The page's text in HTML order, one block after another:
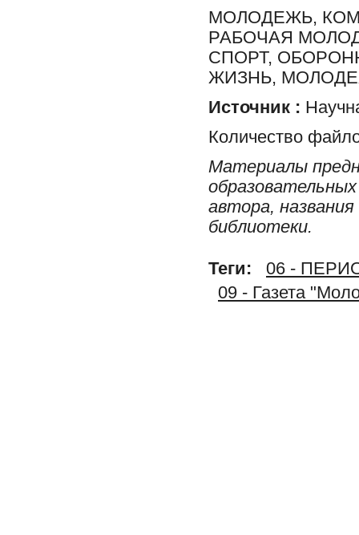
МОЛОДЕЖЬ,
РАБОЧАЯ
СПОРТ,
ЖИЗНЬ,
Источник :
Количество
Материалы
автора,
библиотеки.
Теги:
06 -
09 - Газета